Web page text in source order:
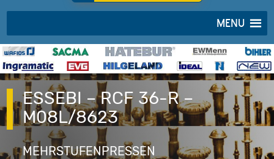
MENU
ESSEBI – RCF 36-R –
M08L/8623
MEHRSTUFENPRESSEN